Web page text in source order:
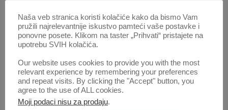
Anali 1975 | Vol 23 | 4
1. OKT. 2020.
Naša veb stranica koristi kolačiće kako da bismo Vam
pružili najrelevantnije iskustvo pamteći vaše postavke i
ponovne posete. Klikom na taster „Prihvati“ pristajete na
upotrebu SVIH kolačića.
Our website uses cookies to provide you with the most
relevant experience by remembering your preferences
and repeat visits. By clicking the "Accept" button, you
agree to the use of ALL cookies.
Moji podaci nisu za prodaju.